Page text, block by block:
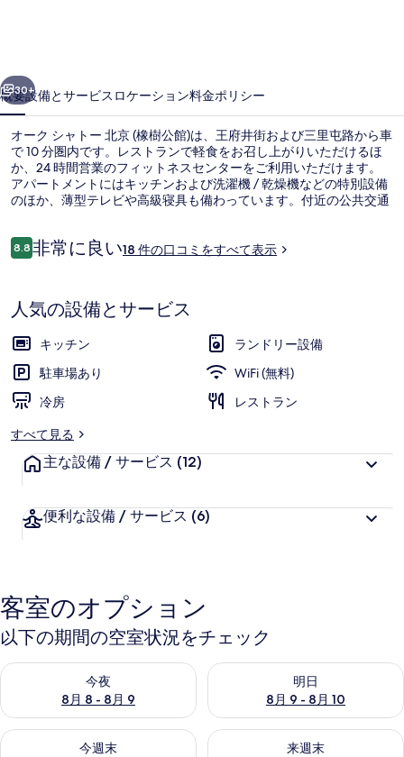
北
京
(橡
樹
公
館)
の
真
ギ
ャ
ラ
リ
30+
概要設備とサービス ロケーション料金ポリシー
オーク シャトー 北京 (橡樹公館)は、王府井街および三里屯路から車
で 10 分圏内です。レストランで軽食をお召し上がりいただけるほ
か、24 時間営業のフィットネスセンターをご利用いただけます。
アパートメントにはキッチンおよび洗濯機 / 乾燥機などの特別設備
のほか、薄型テレビや高級寝具も備わっています。付近の公共交通
口
コ
8.810段階中8.8
非常に良い18 件の口コミをすべて表示
人気の設備とサービス
キッチン
ランドリー設備
駐車場あり
WiFi (無料)
冷房
レストラン
すべて見る
主な設備 / サービス (12)
便利な設備 / サービス (6)
客室のオプション
以下の期間の空室状況をチェック
今夜
8月 8 - 8月 9
今夜 8月 8 - 8月 9 の空室状況をチェック
明日
8月 9 - 8月 10
明日 8月 9 - 8月 10 の空室状
今週末
今週末 8月 14 - 8月 16 の空室状況をチェック
来週末
来週末 8月 21 - 8月 23 の空室